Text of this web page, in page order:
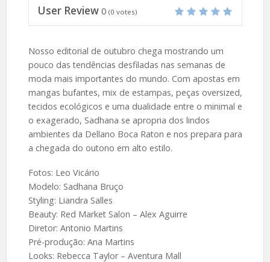
User Review 0 (0 votes)
Nosso editorial de outubro chega mostrando um
pouco das tendências desfiladas nas semanas de
moda mais importantes do mundo. Com apostas em
mangas bufantes, mix de estampas, peças oversized,
tecidos ecológicos e uma dualidade entre o minimal e
o exagerado, Sadhana se apropria dos lindos
ambientes da Dellano Boca Raton e nos prepara para
a chegada do outono em alto estilo.
Fotos: Leo Vicário
Modelo: Sadhana Bruço
Styling: Liandra Salles
Beauty: Red Market Salon – Alex Aguirre
Diretor: Antonio Martins
Pré-produção: Ana Martins
Looks: Rebecca Taylor – Aventura Mall